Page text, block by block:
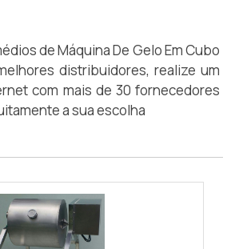
de Máquina De Gelo Em Cubo
distribuidores, realize um
com mais de 30 fornecedores
a sua escolha